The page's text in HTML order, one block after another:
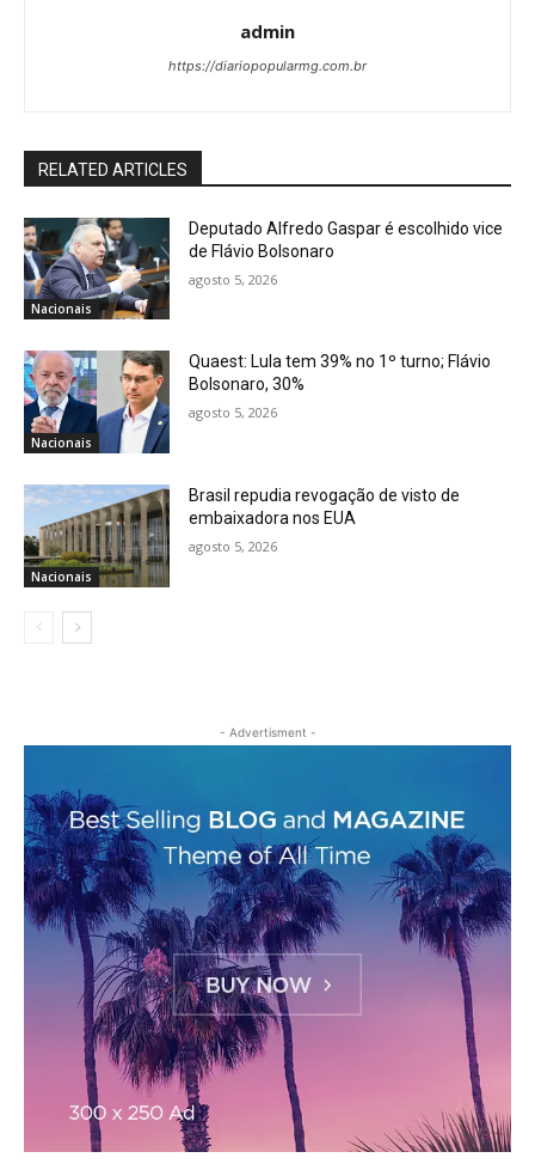
admin
https://diariopopularmg.com.br
RELATED ARTICLES
Nacionais
Deputado Alfredo Gaspar é escolhido vice
de Flávio Bolsonaro
agosto 5, 2026
Nacionais
Quaest: Lula tem 39% no 1º turno; Flávio
Bolsonaro, 30%
agosto 5, 2026
Nacionais
Brasil repudia revogação de visto de
embaixadora nos EUA
agosto 5, 2026
- Advertisment -